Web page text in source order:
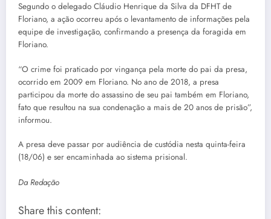
Segundo o delegado Cláudio Henrique da Silva da DFHT de
Floriano, a ação ocorreu após o levantamento de informações pela
equipe de investigação, confirmando a presença da foragida em
Floriano.
“O crime foi praticado por vingança pela morte do pai da presa,
ocorrido em 2009 em Floriano. No ano de 2018, a presa
participou da morte do assassino de seu pai também em Floriano,
fato que resultou na sua condenação a mais de 20 anos de prisão”,
informou.
A presa deve passar por audiência de custódia nesta quinta-feira
(18/06) e ser encaminhada ao sistema prisional.
Da Redação
Share this content: